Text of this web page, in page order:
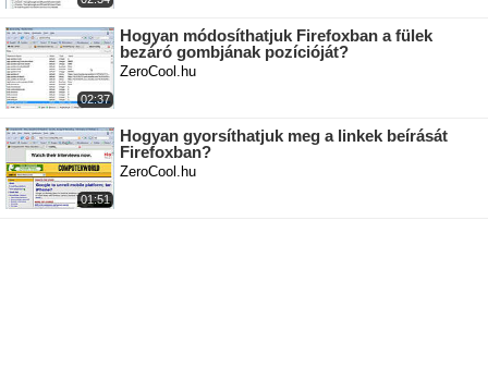
02:37
Hogyan módosíthatjuk Firefoxban a fülek
bezáró gombjának pozícióját?
ZeroCool.hu
01:51
Hogyan gyorsíthatjuk meg a linkek beírását
Firefoxban?
ZeroCool.hu